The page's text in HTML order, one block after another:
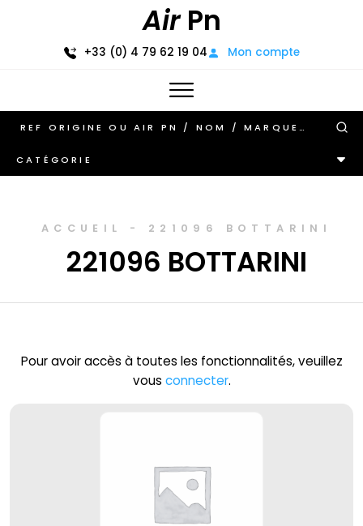
AirPn
+33 (0) 4 79 62 19 04 Mon compte
CATÉGORIE
ACCUEIL - 221096 BOTTARINI
221096 BOTTARINI
Pour avoir accès à toutes les fonctionnalités, veuillez
vous connecter.